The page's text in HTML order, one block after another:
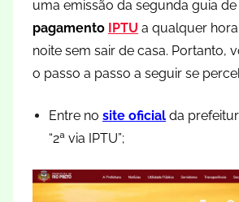
uma emissão da segunda guia de
pagamento
IPTU a qualquer
noite sem sair de casa. Portanto,
o passo a passo a seguir se
Entre no site oficial da
“2ª via IPTU”;